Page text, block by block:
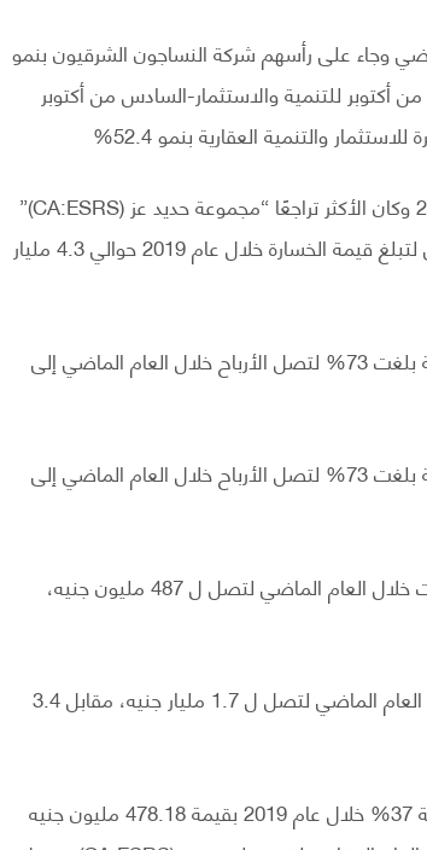
وجاء على رأسهم شركة النساجون الشرقيون بنمو
من أكتوبر للتنمية والاستثمار-السادس من أكتوبر
سجلت 9 شركات من ضمن 24 شركة تراجع كبير في الأرباح لعام 2019 وكان الأكثر تراجعًا “مجموعة حديد عز (CA:ESRS)”
حيث حققت معدل زيادة بخسائرها يصل إلى 330% في العام الماضي لتبلغ قيمة الخسارة خلال عام 2019 حوالي 4.3 مليار
وأيضاً تراجعت أرباح شركة الإسكندرية للزيوت المعدنية – أموك بنسبة بلغت 73% لتصل الأرباح خلال العام الماضي إلى
وأيضاً تراجعت أرباح شركة الإسكندرية للزيوت المعدنية – أموك بنسبة بلغت 73% لتصل الأرباح خلال العام الماضي إلى
وانخضت أرباح سيدي كرير للبتروكيماويات (CA:SKPC) للبتروكيماويات خلال العام الماضي لتصل ل 487 مليون جنيه،
وأيضاً سجلت شركة “إعمار مصر للتنمية” إنخفاض بنسبة 50% خلال العام الماضي لتصل ل 1.7 مليار جنيه، مقابل 3.4
وواصلت خسائر شركة الحديد والصلب المصرية في النمو لتصل لنسبة 37% خلال عام 2019 بقيمة 478.18 مليون جنيه